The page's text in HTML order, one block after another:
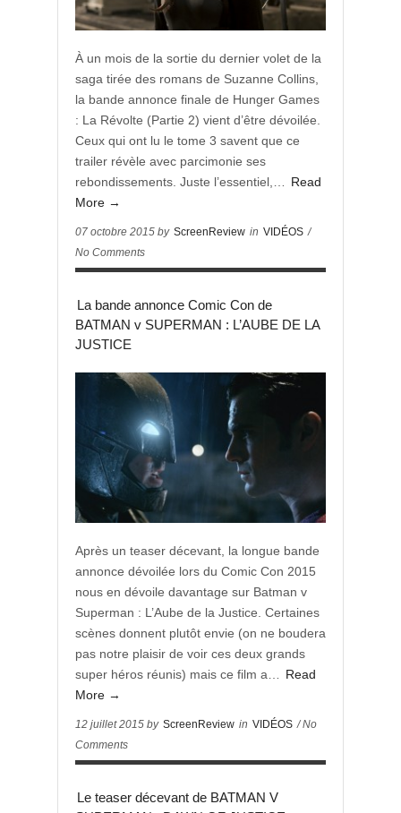
À un mois de la sortie du dernier volet de la
saga tirée des romans de Suzanne Collins,
la bande annonce finale de Hunger Games
: La Révolte (Partie 2) vient d’être dévoilée.
Ceux qui ont lu le tome 3 savent que ce
trailer révèle avec parcimonie ses
rebondissements. Juste l’essentiel,…
Read
More →
07 octobre 2015 by ScreenReview in VIDÉOS /
No Comments
La bande annonce Comic Con de
BATMAN v SUPERMAN : L’AUBE DE LA
JUSTICE
Après un teaser décevant, la longue bande
annonce dévoilée lors du Comic Con 2015
nous en dévoile davantage sur Batman v
Superman : L’Aube de la Justice. Certaines
scènes donnent plutôt envie (on ne boudera
pas notre plaisir de voir ces deux grands
super héros réunis) mais ce film a…
Read
More →
12 juillet 2015 by ScreenReview in VIDÉOS / No
Comments
Le teaser décevant de BATMAN V